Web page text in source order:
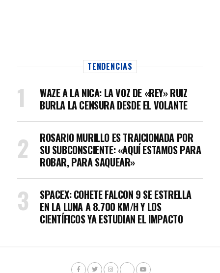
TENDENCIAS
WAZE A LA NICA: LA VOZ DE «REY» RUIZ
BURLA LA CENSURA DESDE EL VOLANTE
ROSARIO MURILLO ES TRAICIONADA POR
SU SUBCONSCIENTE: «AQUÍ ESTAMOS PARA
ROBAR, PARA SAQUEAR»
SPACEX: COHETE FALCON 9 SE ESTRELLA
EN LA LUNA A 8.700 KM/H Y LOS
CIENTÍFICOS YA ESTUDIAN EL IMPACTO